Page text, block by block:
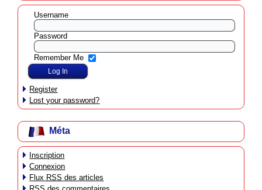
Username
Password
Remember Me
Register
Lost your password?
Méta
Inscription
Connexion
Flux RSS des articles